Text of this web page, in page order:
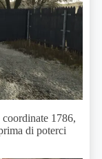
1786,
di poterci